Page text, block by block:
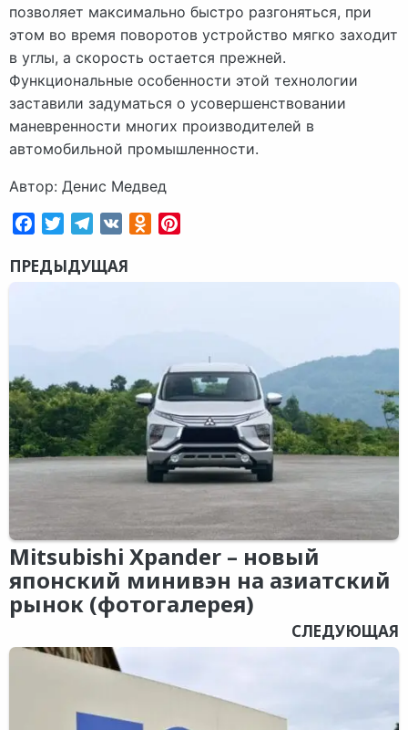
позволяет максимально быстро разгоняться, при
этом во время поворотов устройство мягко заходит
в углы, а скорость остается прежней.
Функциональные особенности этой технологии
заставили задуматься о усовершенствовании
маневренности многих производителей в
автомобильной промышленности.
Автор: Денис Медвед
FacebookTwitterTelegram
VK Odnoklassniki
ПРЕДЫДУЩАЯ
Mitsubishi Xpander – новый
японский минивэн на азиатский
рынок (фотогалерея)
СЛЕДУЮЩАЯ